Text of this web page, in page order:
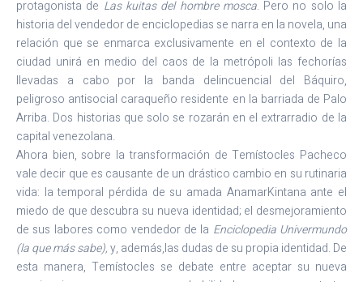
protagonista de Las kuitas del hombre mosca. Pero no solo la
historia del vendedor de enciclopedias se narra en la novela, una
relación que se enmarca exclusivamente en el contexto de la
ciudad unirá en medio del caos de la metrópoli las fechorías
llevadas a cabo por la banda delincuencial del Báquiro,
peligroso antisocial caraqueño residente en la barriada de Palo
Arriba. Dos historias que solo se rozarán en el extrarradio de la
capital venezolana.
Ahora bien, sobre la transformación de Temístocles Pacheco
vale decir que es causante de un drástico cambio en su rutinaria
vida: la temporal pérdida de su amada AnamarKintana ante el
miedo de que descubra su nueva identidad; el desmejoramiento
de sus labores como vendedor de la Enciclopedia Univermundo
(la que más sabe),y, además,las dudas de su propia identidad. De
esta manera, Temístocles se debate entre aceptar su nueva